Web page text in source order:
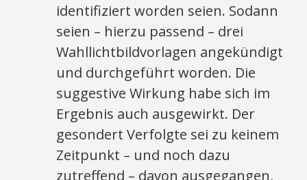
identifiziert worden seien. Sodann
seien – hierzu passend – drei
Wahllichtbildvorlagen angekündigt
und durchgeführt worden. Die
suggestive Wirkung habe sich im
Ergebnis auch ausgewirkt. Der
gesondert Verfolgte sei zu keinem
Zeitpunkt – und noch dazu
zutreffend – davon ausgegangen,